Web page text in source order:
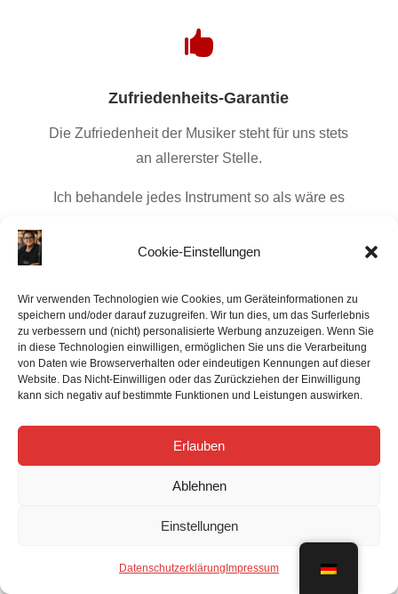
Cookie-Einstellungen
Wir verwenden Technologien wie Cookies, um Geräteinformationen zu
speichern und/oder darauf zuzugreifen. Wir tun dies, um das Surferlebnis
zu verbessern und (nicht) personalisierte Werbung anzuzeigen. Wenn Sie
in diese Technologien einwilligen, ermöglichen Sie uns die Verarbeitung
von Daten wie Browserverhalten oder eindeutigen Kennungen auf dieser
Website. Das Nicht-Einwilligen oder das Zurückziehen der Einwilligung
kann sich negativ auf bestimmte Funktionen und Leistungen auswirken.
Erlauben
Ablehnen
Einstellungen
Datenschutzerklärung Impressum

Zufriedenheits-Garantie
Die Zufriedenheit der Musiker steht für uns stets
an allererster Stelle.
Ich behandele jedes Instrument so als wäre es
ehe du es nicht auch bist. Auf deinen COA-Service
Generalüberholung 12 Monate Garantie. Sollten
innerhalb dieser Zeit wider Erwarten
Nachregulierungen nötig sein, so werden diese
selbstverständlich kostenlos durchgeführt.

Professionelle Wartung
an unsere Arbeit, sondern auch an die Qualität der
von uns verwendeten Materialien. Wir verwenden